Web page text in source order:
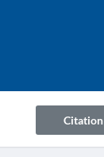
Citation